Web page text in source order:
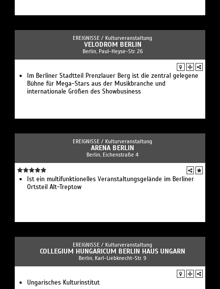
EREIGNISSE / Kulturveranstaltung
VELODROM BERLIN
Berlin, Paul-Heyse-Str. 26
Im Berliner Stadtteil Prenzlauer Berg ist die zentral gelegene
Bühne für Mega-Stars aus der Musikbranche und
internationale Größen des Showbusiness
EREIGNISSE / Kulturveranstaltung
ARENA BERLIN
Berlin, Eichenstraße 4
Ist ein multifunktionelles Veranstaltungsgelände im Berliner
Ortsteil Alt-Treptow
EREIGNISSE / Kulturveranstaltung
COLLEGIUM HUNGARICUM BERLIN HAUS UNGARN
Berlin, Karl-Liebknecht-Str. 9
Ungarisches Kulturinstitut